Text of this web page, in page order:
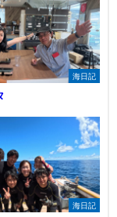
海日記
海日記